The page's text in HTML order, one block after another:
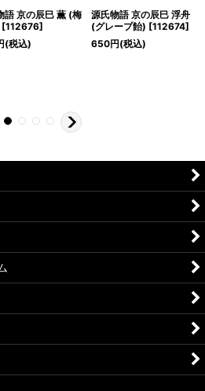
語 京の辰巳 薫 (梅
[112676]
(税込)
源氏物語 京の辰巳 浮舟
(グレープ飴) [112674]
650円(税込)